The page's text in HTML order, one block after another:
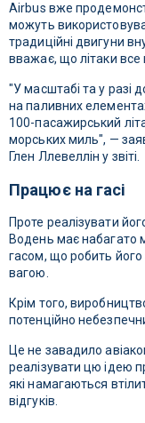
Airbus вже
можуть
традиційні двигуни
вважає, що літаки
"У масштабі та у разі
на паливних
100-пасажирський
морських миль", —
Глен Ллевеллін у звіті.
Працює на гасі
Проте реалізувати
Водень має набагато
гасом, що робить
вагою.
Крім того,
потенційно
Це не завадило
реалізувати цю ідею
які намагаються
відгуків.